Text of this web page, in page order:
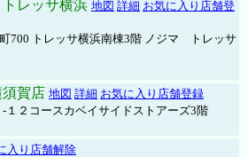
レッサ横浜 地図 詳細 お気に入り店舗登
700 トレッサ横浜南棟3階 ノジマ トレッサ
賀店 地図 詳細 お気に入り店舗登録
１２コースカベイサイドストアーズ3階
入り店舗解除